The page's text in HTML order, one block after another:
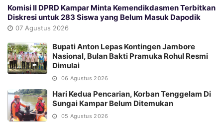
Komisi II DPRD Kampar Minta Kemendikdasmen Terbitkan
Diskresi untuk 283 Siswa yang Belum Masuk Dapodik
07 Agustus 2026
Bupati Anton Lepas Kontingen Jambore
Nasional, Bulan Bakti Pramuka Rohul Resmi
Dimulai
06 Agustus 2026
Hari Kedua Pencarian, Korban Tenggelam Di
Sungai Kampar Belum Ditemukan
05 Agustus 2026